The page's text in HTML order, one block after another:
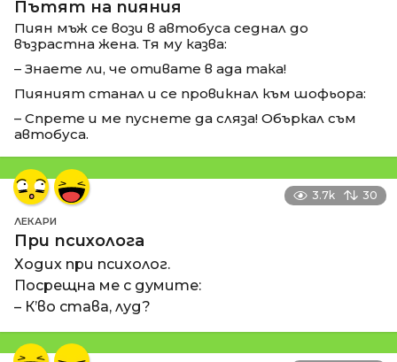
Пътят на пияния
Пиян мъж се вози в автобуса седнал до
възрастна жена. Тя му казва:
– Знаете ли, че отивате в ада така!
Пияният станал и се провикнал към шофьора:
– Спрете и ме пуснете да сляза! Объркал съм
автобуса.
3.7k 30
ЛЕКАРИ
При психолога
Ходих при психолог.
Посрещна ме с думите:
– К’во става, луд?